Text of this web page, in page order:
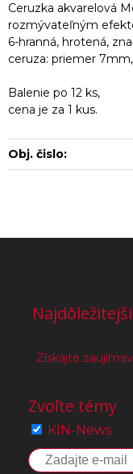
Ceruzka akvarelová
rozmývateľným
6-hranná, hrotená,
ceruza: priemer
Balenie po 12 ks,
cena je za 1 kus.
Obj. čislo:
Získajte
Zvoľte témy
KIN-News